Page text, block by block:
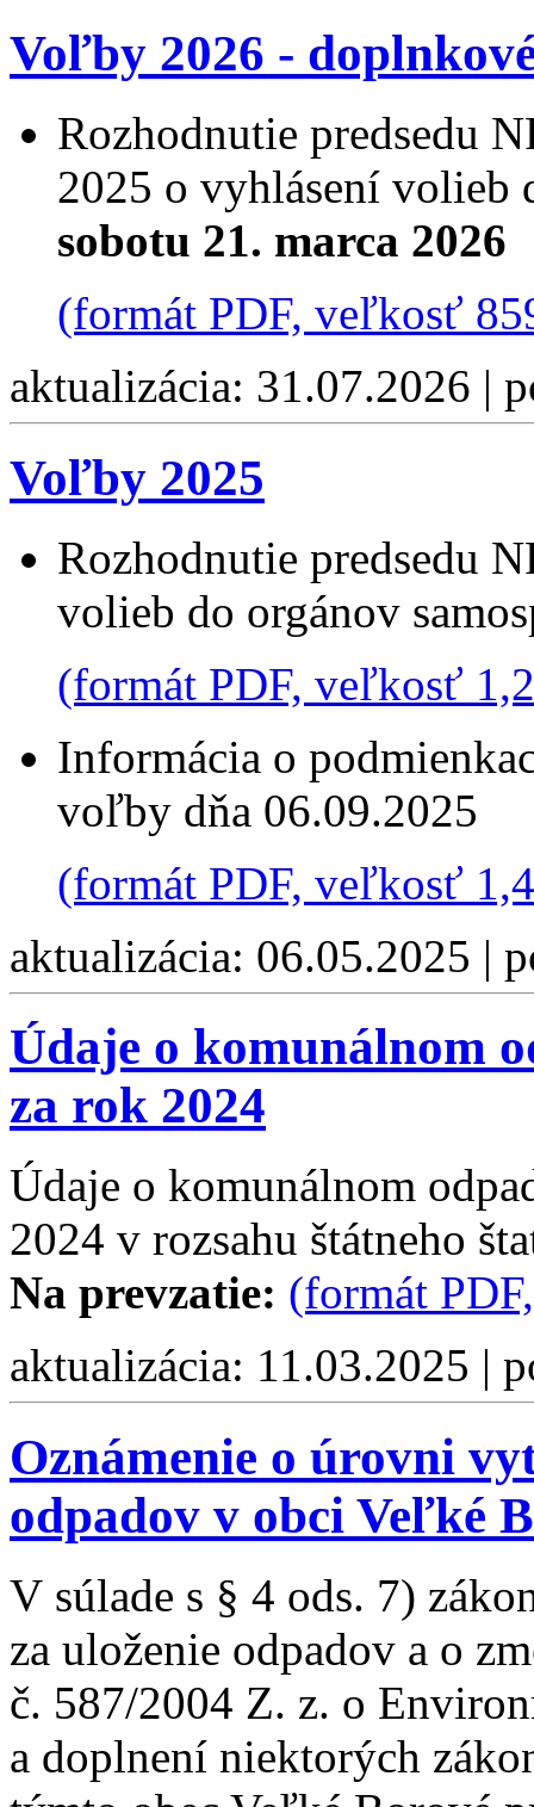
Voľby 2026 -
Rozhodnutie predsedu
2025 o vyhlásení volieb
sobotu 21. marca 2026
(formát PDF, veľkosť
aktualizácia: 31.07.2026 |
Voľby 2025
Rozhodnutie predsedu
volieb do orgánov
(formát PDF, veľkosť
Informácia o
voľby dňa 06.09.2025
(formát PDF, veľkosť
aktualizácia: 06.05.2025 |
Údaje o komunálnom
za rok 2024
Údaje o komunálnom
2024 v rozsahu štátneho
Na prevzatie: (formát
aktualizácia: 11.03.2025 |
Oznámenie o úrovni
odpadov v obci Veľké
V súlade s § 4 ods. 7)
za uloženie odpadov a o
č. 587/2004 Z. z. o
a doplnení niektorých